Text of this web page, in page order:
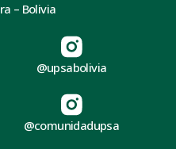
– Bolivia
@upsabolivia
@comunidadupsa